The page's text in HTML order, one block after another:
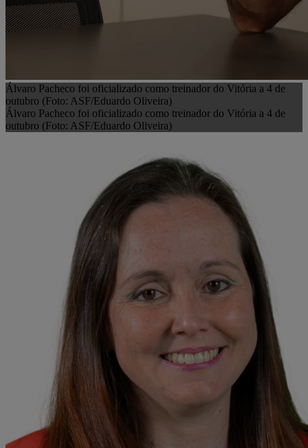
Álvaro Pacheco foi oficializado como treinador do Vitória a 4 de
outubro (Foto: ASF/Eduardo Oliveira)
Álvaro Pacheco foi oficializado como treinador do Vitória a 4 de
outubro (Foto: ASF/Eduardo Oliveira)